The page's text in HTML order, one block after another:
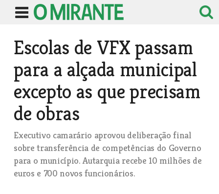
Escolas de VFX passam
para a alçada municipal
excepto as que precisam
de obras
Executivo camarário aprovou deliberação final
sobre transferência de competências do Governo
para o município. Autarquia recebe 10 milhões de
euros e 700 novos funcionários.